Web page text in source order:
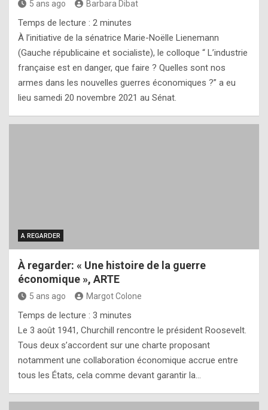
5 ans ago Barbara Dibat
Temps de lecture : 2 minutes
À l’initiative de la sénatrice Marie-Noëlle Lienemann
(Gauche républicaine et socialiste), le colloque “ L’industrie
française est en danger, que faire ? Quelles sont nos
armes dans les nouvelles guerres économiques ?” a eu
lieu samedi 20 novembre 2021 au Sénat.
A REGARDER
À regarder: « Une histoire de la guerre
économique », ARTE
5 ans ago Margot Colone
Temps de lecture : 3 minutes
Le 3 août 1941, Churchill rencontre le président Roosevelt.
Tous deux s’accordent sur une charte proposant
notamment une collaboration économique accrue entre
tous les États, cela comme devant garantir la…